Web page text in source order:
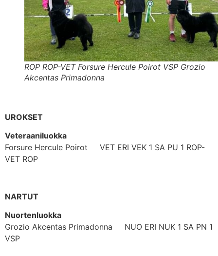
ROP ROP-VET Forsure Hercule Poirot VSP Grozio
Akcentas Primadonna
UROKSET
Veteraaniluokka
Forsure Hercule Poirot VET ERI VEK 1 SA PU 1 ROP-
VET ROP
NARTUT
Nuortenluokka
Grozio Akcentas Primadonna NUO ERI NUK 1 SA PN 1
VSP